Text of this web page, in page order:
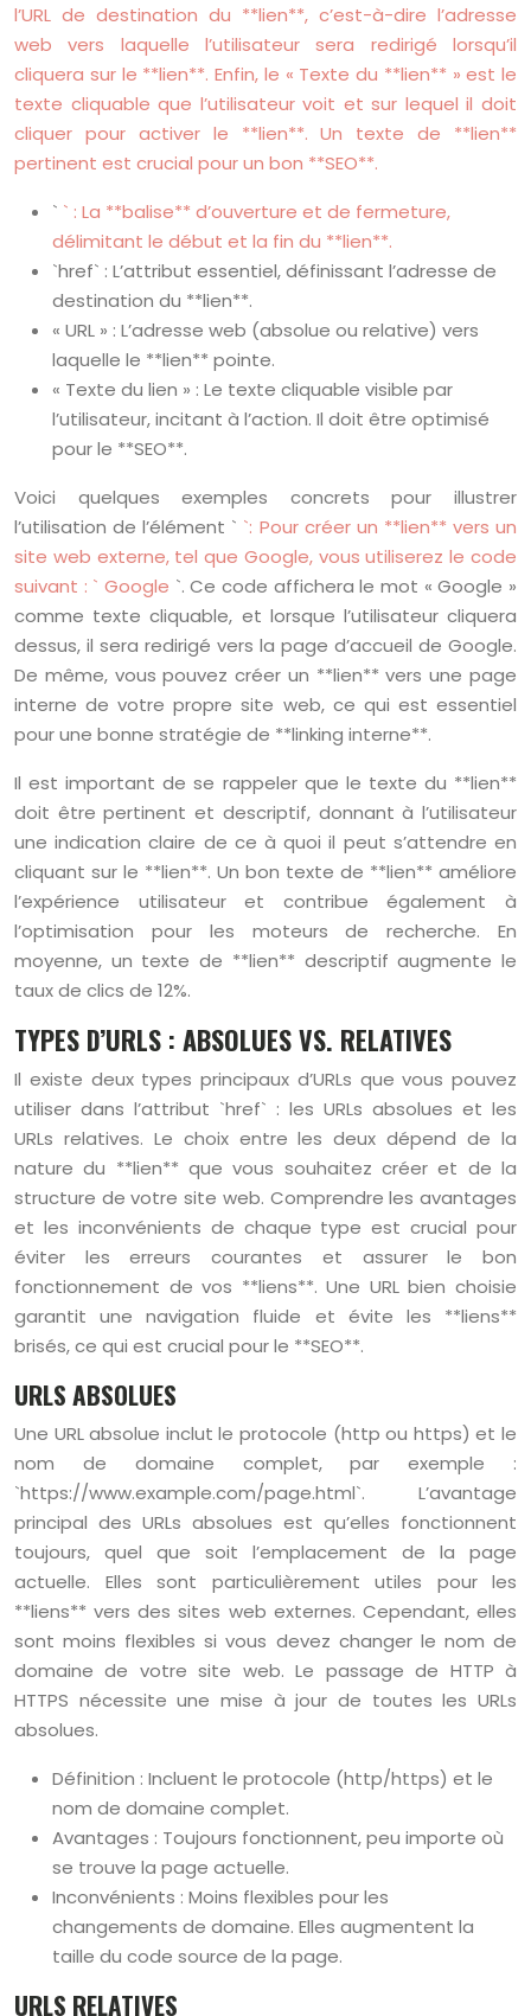
l’URL de destination du **lien**, c’est-à-dire l’adresse
web vers laquelle l’utilisateur sera redirigé lorsqu’il
cliquera sur le **lien**. Enfin, le « Texte du **lien** » est le
texte cliquable que l’utilisateur voit et sur lequel il doit
cliquer pour activer le **lien**. Un texte de **lien**
pertinent est crucial pour un bon **SEO**.
` ` : La **balise** d’ouverture et de fermeture,
délimitant le début et la fin du **lien**.
`href` : L’attribut essentiel, définissant l’adresse de
destination du **lien**.
« URL » : L’adresse web (absolue ou relative) vers
laquelle le **lien** pointe.
« Texte du lien » : Le texte cliquable visible par
l’utilisateur, incitant à l’action. Il doit être optimisé
pour le **SEO**.
Voici quelques exemples concrets pour illustrer
l’utilisation de l’élément ` `: Pour créer un **lien** vers un
site web externe, tel que Google, vous utiliserez le code
suivant : ` Google `. Ce code affichera le mot « Google »
comme texte cliquable, et lorsque l’utilisateur cliquera
dessus, il sera redirigé vers la page d’accueil de Google.
De même, vous pouvez créer un **lien** vers une page
interne de votre propre site web, ce qui est essentiel
pour une bonne stratégie de **linking interne**.
Il est important de se rappeler que le texte du **lien**
doit être pertinent et descriptif, donnant à l’utilisateur
une indication claire de ce à quoi il peut s’attendre en
cliquant sur le **lien**. Un bon texte de **lien** améliore
l’expérience utilisateur et contribue également à
l’optimisation pour les moteurs de recherche. En
moyenne, un texte de **lien** descriptif augmente le
taux de clics de 12%.
TYPES D’URLS : ABSOLUES VS. RELATIVES
Il existe deux types principaux d’URLs que vous pouvez
utiliser dans l’attribut `href` : les URLs absolues et les
URLs relatives. Le choix entre les deux dépend de la
nature du **lien** que vous souhaitez créer et de la
structure de votre site web. Comprendre les avantages
et les inconvénients de chaque type est crucial pour
éviter les erreurs courantes et assurer le bon
fonctionnement de vos **liens**. Une URL bien choisie
garantit une navigation fluide et évite les **liens**
brisés, ce qui est crucial pour le **SEO**.
URLS ABSOLUES
Une URL absolue inclut le protocole (http ou https) et le
nom de domaine complet, par exemple :
`https://www.example.com/page.html`. L’avantage
principal des URLs absolues est qu’elles fonctionnent
toujours, quel que soit l’emplacement de la page
actuelle. Elles sont particulièrement utiles pour les
**liens** vers des sites web externes. Cependant, elles
sont moins flexibles si vous devez changer le nom de
domaine de votre site web. Le passage de HTTP à
HTTPS nécessite une mise à jour de toutes les URLs
absolues.
Définition : Incluent le protocole (http/https) et le
nom de domaine complet.
Avantages : Toujours fonctionnent, peu importe où
se trouve la page actuelle.
Inconvénients : Moins flexibles pour les
changements de domaine. Elles augmentent la
taille du code source de la page.
URLS RELATIVES